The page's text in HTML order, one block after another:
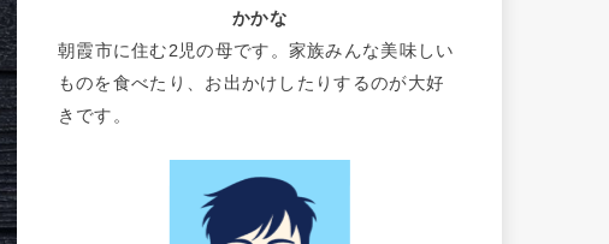
かかな
朝霞市に住む2児の母です。家族みんな美味しい
ものを食べたり、お出かけしたりするのが大好
きです。